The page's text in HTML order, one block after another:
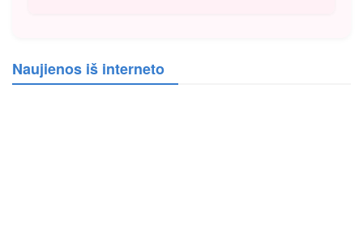
Naujienos iš interneto